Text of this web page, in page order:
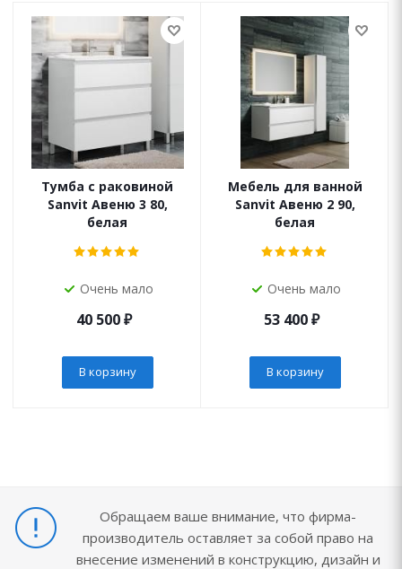
Тумба с раковиной
Sanvit Авеню 3 80,
белая
Очень мало
40 500₽
В корзину
Мебель для ванной
Sanvit Авеню 2 90,
белая
Очень мало
53 400₽
В корзину
Обращаем ваше внимание, что фирма-
производитель оставляет за собой право на
внесение изменений в конструкцию, дизайн и